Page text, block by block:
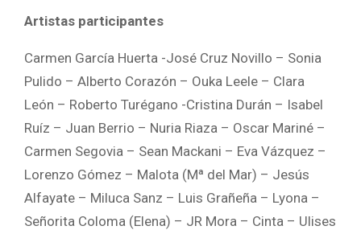
Artistas participantes
Carmen García Huerta -José Cruz Novillo – Sonia
Pulido – Alberto Corazón – Ouka Leele – Clara
León – Roberto Turégano -Cristina Durán – Isabel
Ruíz – Juan Berrio – Nuria Riaza – Oscar Mariné –
Carmen Segovia – Sean Mackani – Eva Vázquez –
Lorenzo Gómez – Malota (Mª del Mar) – Jesús
Alfayate – Miluca Sanz – Luis Grañeña – Lyona –
Señorita Coloma (Elena) – JR Mora – Cinta – Ulises